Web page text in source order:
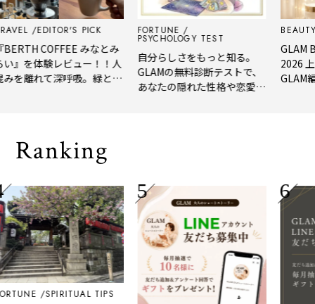
EDITOR'S PICK
COFFEE みなとみ
体験レビュー！！人
れて深呼吸。緑と
FORTUNE
PSYCHOLOGY TEST
自分らしさをもっと知る。
GLAMの無料診断テストで、
あなたの隠れた性格や恋愛タ
BEAUTY
GLAM
2026 上半
GLAM編集
年上半期の
Ranking
SPIRITUAL TIPS